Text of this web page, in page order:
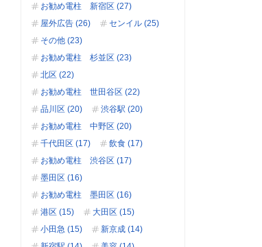
お勧め電柱 新宿区 (27)
屋外広告 (26)
センイル (25)
その他 (23)
お勧め電柱 杉並区 (23)
北区 (22)
お勧め電柱 世田谷区 (22)
品川区 (20)
渋谷駅 (20)
お勧め電柱 中野区 (20)
千代田区 (17)
飲食 (17)
お勧め電柱 渋谷区 (17)
墨田区 (16)
お勧め電柱 墨田区 (16)
港区 (15)
大田区 (15)
小田急 (15)
新京成 (14)